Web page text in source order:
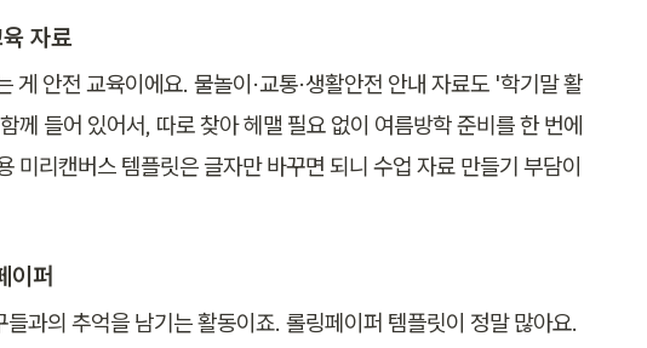
자료
게 안전 교육이에요. 물놀이·교통·생활안전 안내 자료도 '학기말 활
께 들어 있어서, 따로 찾아 헤맬 필요 없이 여름방학 준비를 한 번에
미리캔버스 템플릿은 글자만 바꾸면 되니 수업 자료 만들기 부담이
이퍼
과의 추억을 남기는 활동이죠. 롤링페이퍼 템플릿이 정말 많아요.